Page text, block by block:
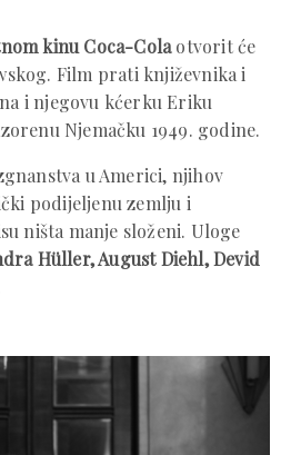
kinu Coca-Colaotvorit će
Film prati književnika i
i njegovu kćerku Eriku
Njemačku 1949. godine.
u Americi, njihov
podijeljenu zemlju i
ništa manje složeni. Uloge
Hüller, August Diehl, Devid